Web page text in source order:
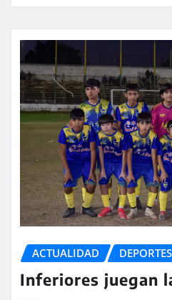
ACTUALIDAD DEPORTES
Inferiores juegan